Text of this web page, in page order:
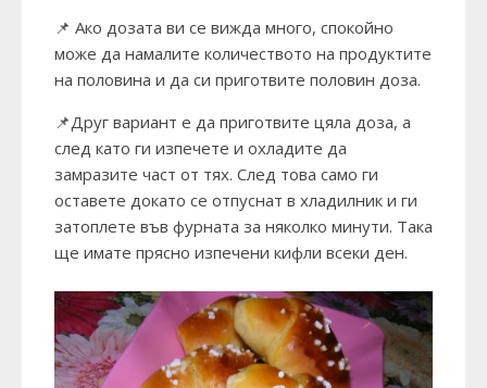
📌 Ако дозата ви се вижда много, спокойно
може да намалите количеството на продуктите
на половина и да си приготвите половин доза.
📌Друг вариант е да приготвите цяла доза, а
след като ги изпечете и охладите да
замразите част от тях. След това само ги
оставете докато се отпуснат в хладилник и ги
затоплете във фурната за няколко минути. Така
ще имате прясно изпечени кифли всеки ден.